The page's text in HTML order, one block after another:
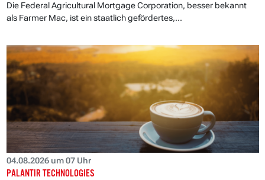
Die Federal Agricultural Mortgage Corporation, besser bekannt
als Farmer Mac, ist ein staatlich gefördertes,...
04.08.2026 um 07 Uhr
PALANTIR TECHNOLOGIES